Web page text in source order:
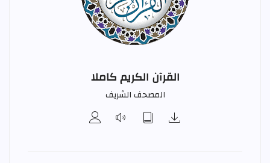
القرآن الكريم كاملا
المصحف الشريف